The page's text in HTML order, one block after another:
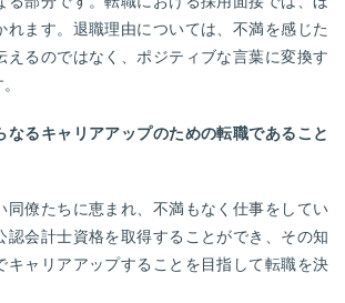
れます。退職理由については、不満を感じた
えるのではなく、ポジティブな言葉に変換す
なるキャリアアップのための転職であること
同僚たちに恵まれ、不満もなく仕事をしてい
認会計士資格を取得することができ、その知
キャリアアップすることを目指して転職を決